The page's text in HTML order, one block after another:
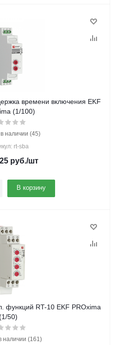
времени включения EKF
(1/100)
в наличии (45)
rt-sba
руб./шт
В корзину
функций RT-10 EKF PROxima
50)
наличии (161)